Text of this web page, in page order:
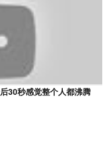
30秒感觉整个人都沸腾